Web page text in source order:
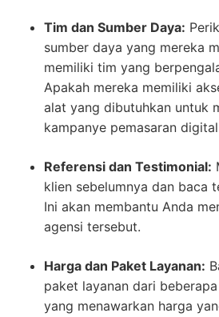
Tim dan Sumber Daya:
sumber daya yang mereka
memiliki tim yang
Apakah mereka memiliki
alat yang dibutuhkan untuk
kampanye pemasaran
Referensi dan Testimonial:
klien sebelumnya dan baca
Ini akan membantu Anda
agensi tersebut.
Harga dan Paket Layanan:
paket layanan dari
yang menawarkan harga